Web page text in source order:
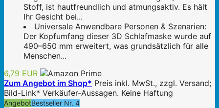
Stoff, ist hautfreundlich und atmungsaktiv. Es hält
Ihr Gesicht bei...
Universale Anwendbare Personen & Szenarien:
Der Kopfumfang dieser 3D Schlafmaske wurde auf
490–650 mm erweitert, was grundsätzlich für alle
Menschen...
6,79 EUR
Zum Angebot im Shop* Preis inkl. MwSt., zzgl. Versand;
Bild-Link* Verkäufer-Aussagen. Keine Haftung
AngebotBestseller Nr. 4